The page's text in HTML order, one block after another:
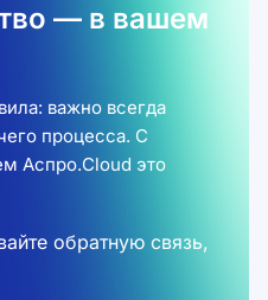
— в вашем
важно всегда
процесса. С
Аспро.Cloud это
обратную связь,